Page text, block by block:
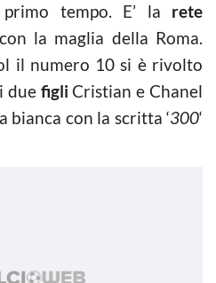
tempo. E’ la rete
la maglia della Roma.
il numero 10 si è rivolto
due figli Cristian e Chanel
bianca con la scritta ‘300‘